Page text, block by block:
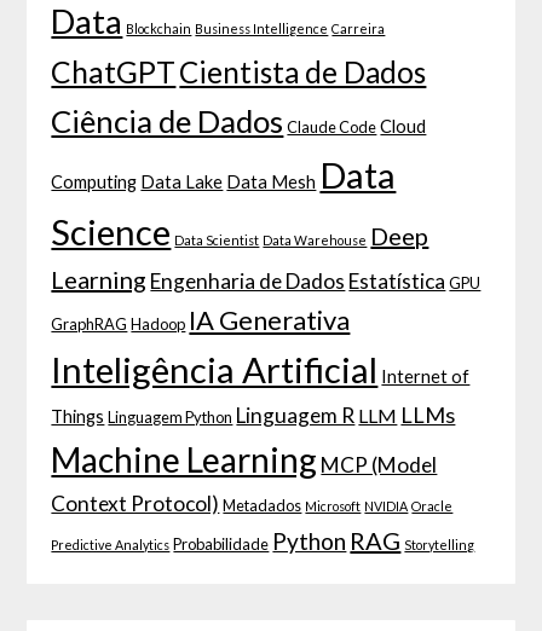
Data Blockchain Business Intelligence Carreira
ChatGPTCientista de Dados
Ciência de Dados Claude Code Cloud
Computing Data Lake Data Mesh Data
Science Data Scientist Data Warehouse Deep
Learning Engenharia de Dados Estatística GPU
GraphRAG Hadoop IA Generativa
Inteligência Artificial Internet of
Things Linguagem Python Linguagem R LLM LLMs
Machine Learning MCP (Model
Context Protocol) Metadados Microsoft NVIDIA Oracle
Predictive Analytics Probabilidade Python RAG Storytelling